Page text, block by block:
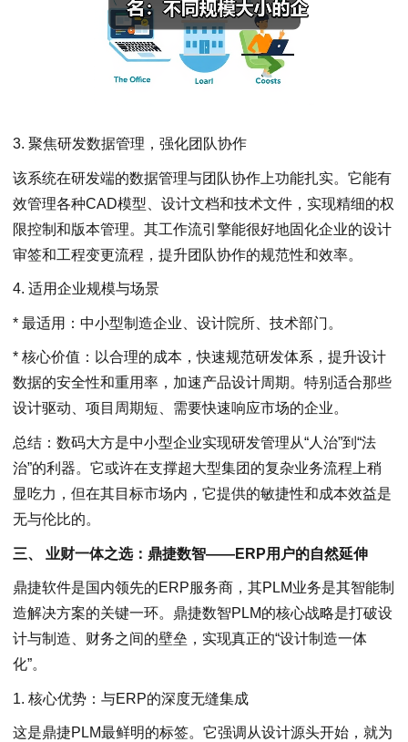
3. 聚焦研发数据管理，强化团队协作
该系统在研发端的数据管理与团队协作上功能扎实。它能有
效管理各种CAD模型、设计文档和技术文件，实现精细的权
限控制和版本管理。其工作流引擎能很好地固化企业的设计
审签和工程变更流程，提升团队协作的规范性和效率。
4. 适用企业规模与场景
* 最适用：中小型制造企业、设计院所、技术部门。
* 核心价值：以合理的成本，快速规范研发体系，提升设计
数据的安全性和重用率，加速产品设计周期。特别适合那些
设计驱动、项目周期短、需要快速响应市场的企业。
总结：数码大方是中小型企业实现研发管理从“人治”到“法
治”的利器。它或许在支撑超大型集团的复杂业务流程上稍
显吃力，但在其目标市场内，它提供的敏捷性和成本效益是
无与伦比的。
三、 业财一体之选：鼎捷数智——ERP用户的自然延伸
鼎捷软件是国内领先的ERP服务商，其PLM业务是其智能制
造解决方案的关键一环。鼎捷数智PLM的核心战略是打破设
计与制造、财务之间的壁垒，实现真正的“设计制造一体
化”。
1. 核心优势：与ERP的深度无缝集成
这是鼎捷PLM最鲜明的标签。它强调从设计源头开始，就为